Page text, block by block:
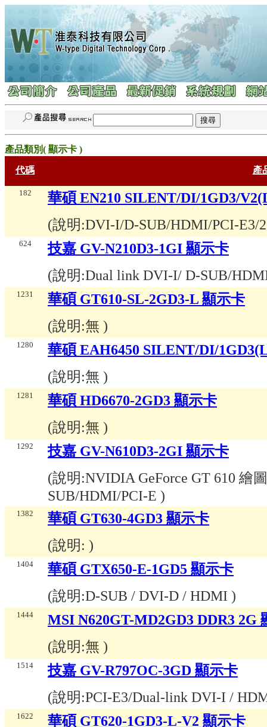
產品類別( 顯示卡 )
代碼 產
182
華碩 EN210 SILENT/DI/1GD3/
(說明:DVI-I/D-SUB/HDMI/PCI-E3/
624
技嘉 GV-N210D3-1GI 顯示卡
(說明:Dual link DVI-I/ D-SUB/
1231
華碩 GT610-SL-2GD3-L 顯示卡
(說明:無 )
1280
華碩 EAH6450 SILENT/DI/
(說明:無 )
1281
華碩 HD6670-2GD3 顯示卡
(說明:無 )
1292
技嘉 GV-N610D3-2GI 顯示卡
(說明:NVIDIA GeForce GT 610 繪
SUB/HDMI/PCI-E )
1382
華碩 GT630-4GD3 顯示卡
(說明: )
1404
華碩 GTX650-E-1GD5 顯示卡
(說明:D-SUB / DVI-D / HDMI )
1444
MSI N620GT-MD2GD3 DDR3 2G
(說明:無 )
1514
技嘉 GV-R797OC-3GD 顯示卡
(說明:PCI-E3/Dual-link DVI-I /
1622
華碩 GT620-1GD3-L-V2 顯示卡